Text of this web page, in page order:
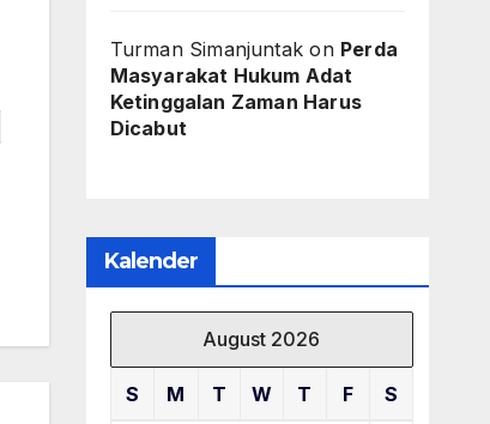
Turman Simanjuntak on Perda
Masyarakat Hukum Adat
Ketinggalan Zaman Harus
Dicabut
Kalender
August 2026
S M T W T F S